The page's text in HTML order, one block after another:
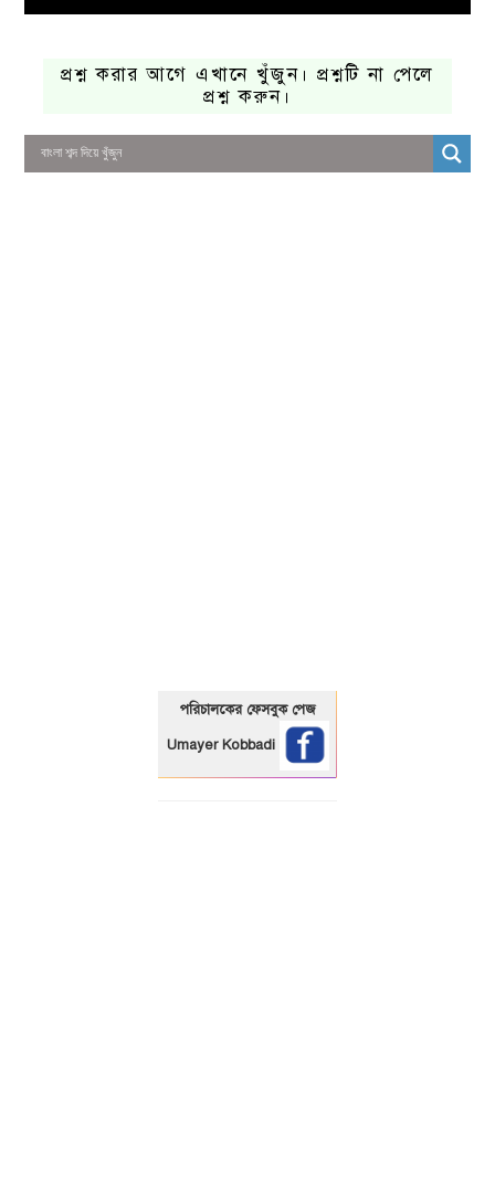
প্রশ্ন করার আগে এখানে খুঁজুন। প্রশ্নটি না পেলে
প্রশ্ন করুন।
পরিচালকের ফেসবুক পেজ
Umayer Kobbadi